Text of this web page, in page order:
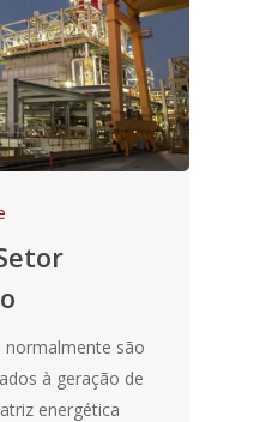
normalmente são
à geração de
energética
SISTEMAS
BLOG
DOWNLOADS